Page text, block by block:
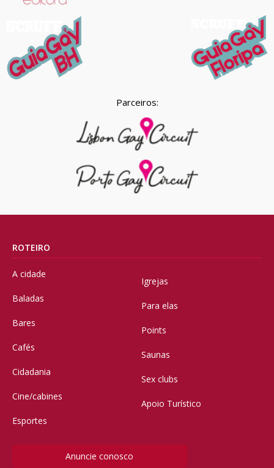
Parceiros:
ROTEIRO
A cidade
Baladas
Bares
Cafés
Cidadania
Cine/cabines
Esportes
Igrejas
Para elas
Points
Saunas
Sex clubs
Apoio Turístico
Anuncie conosco